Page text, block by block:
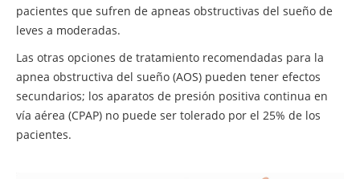
pacientes que sufren de apneas obstructivas del sueño de
leves a moderadas.
Las otras opciones de tratamiento recomendadas para la
apnea obstructiva del sueño (AOS) pueden tener efectos
secundarios; los aparatos de presión positiva continua en
vía aérea (CPAP) no puede ser tolerado por el 25% de los
pacientes.